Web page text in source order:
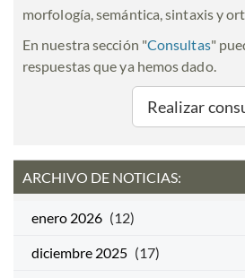
morfología, semántica, sintaxis y
En nuestra sección "Consultas"
respuestas que ya hemos dado.
Realizar
ARCHIVO DE NOTICIAS:
enero 2026 (12)
diciembre 2025 (17)